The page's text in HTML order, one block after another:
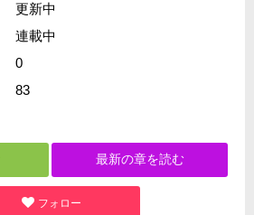
更新中
連載中
0
83
最新の章を読む
フォロー